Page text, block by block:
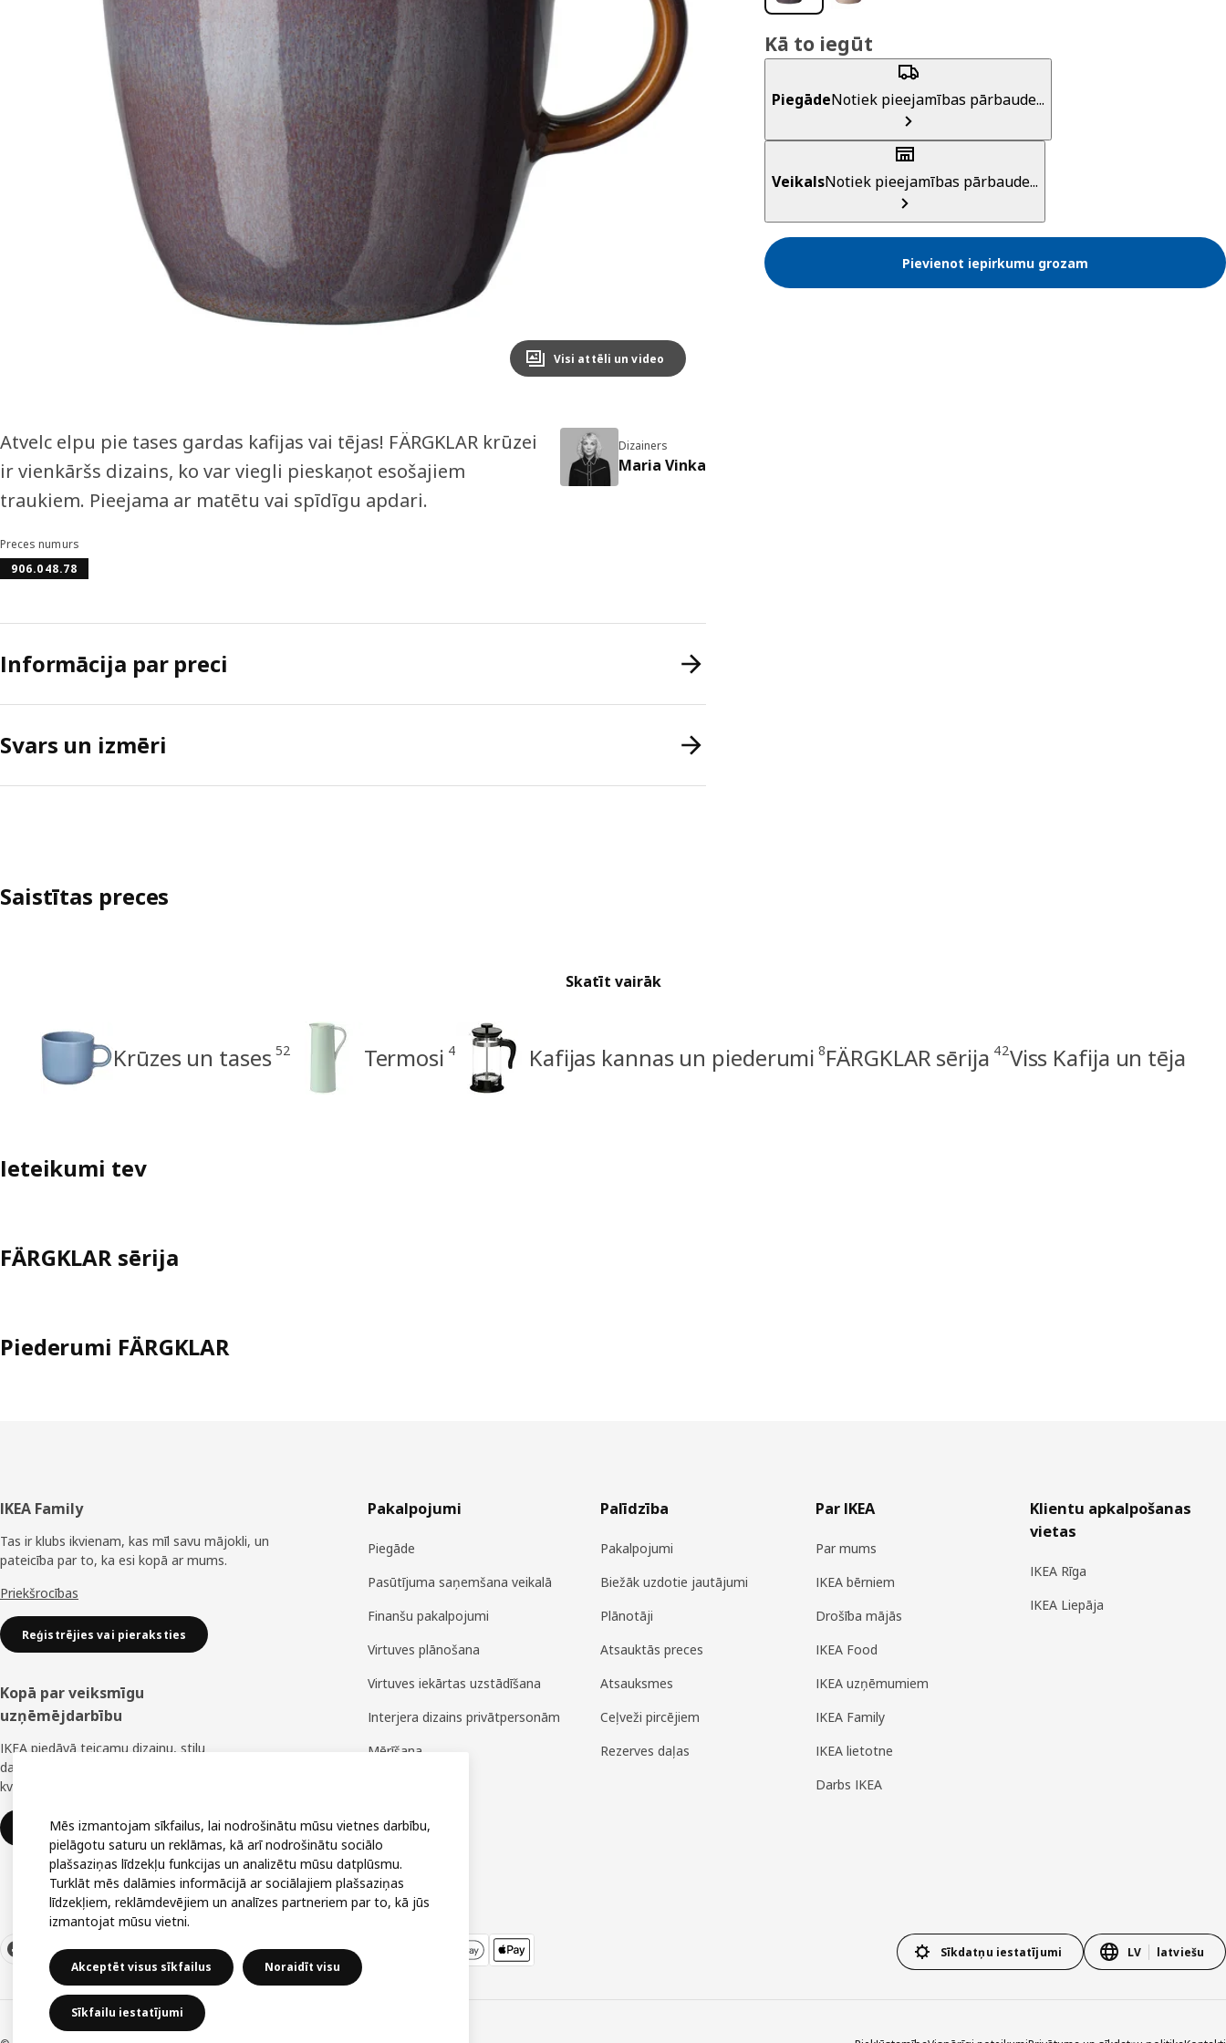
Image zoomed out, normal view
Visi attēli un video
Kā to iegūt
PiegādeNotiek pieejamības pārbaude...
VeikalsNotiek pieejamības pārbaude...
Pievienot iepirkumu grozam
Atvelc elpu pie tases gardas kafijas vai tējas! FÄRGKLAR krūzei
ir vienkāršs dizains, ko var viegli pieskaņot esošajiem
traukiem. Pieejama ar matētu vai spīdīgu apdari.
Dizainers
Maria Vinka
Preces numurs
906.048.78
Informācija par preci
Svars un izmēri
Saistītas preces
Skatīt vairāk
Krūzes un tases 52 Termosi 4 Kafijas kannas un piederumi 8FÄRGKLAR sērija 42Viss Kafija un tēja
Ieteikumi tev
FÄRGKLAR sērija
Piederumi FÄRGKLAR
Kājene
IKEA Family
Tas ir klubs ikvienam, kas mīl savu mājokli, un
pateicība par to, ka esi kopā ar mums.
Priekšrocības
Reģistrējies vai pieraksties
Kopā par veiksmīgu
uzņēmējdarbību
IKEA piedāvā teicamu dizainu, stilu
daudzveidību, lielisku cenu un uzticamu
kvalitāti.
IKEA uzņēmumiem
Pakalpojumi
Piegāde
Pasūtījuma saņemšana veikalā
Finanšu pakalpojumi
Virtuves plānošana
Virtuves iekārtas uzstādīšana
Interjera dizains privātpersonām
Mērīšana
Palīdzība
Pakalpojumi
Biežāk uzdotie jautājumi
Plānotāji
Atsauktās preces
Atsauksmes
Ceļveži pircējiem
Rezerves daļas
Par IKEA
Par mums
IKEA bērniem
Drošība mājās
IKEA Food
IKEA uzņēmumiem
IKEA Family
IKEA lietotne
Darbs IKEA
Klientu apkalpošanas
vietas
IKEA Rīga
IKEA Liepāja
Sīkdatņu iestatījumi LV latviešu
Mēs izmantojam sīkfailus, lai nodrošinātu mūsu vietnes darbību,
pielāgotu saturu un reklāmas, kā arī nodrošinātu sociālo
plašsaziņas līdzekļu funkcijas un analizētu mūsu datplūsmu.
Turklāt mēs dalāmies informācijā ar sociālajiem plašsaziņas
līdzekļiem, reklāmdevējiem un analīzes partneriem par to, kā jūs
izmantojat mūsu vietni.
Akceptēt visus sīkfailus Noraidīt visu
Sīkfailu iestatījumi